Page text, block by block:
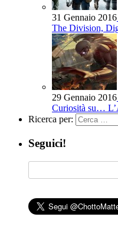
31 Gennaio 2016
The Division,
29 Gennaio 2016
Curiosità su…
Ricerca per:
Seguici!